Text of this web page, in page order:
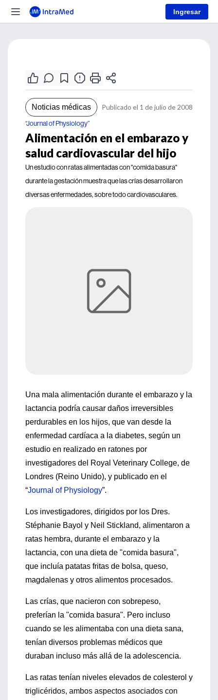
Ingresar
Noticias médicas Publicado el 1 de julio de 2008
“Journal of Physiology”
Alimentación en el embarazo y
salud cardiovascular del hijo
Un estudio con ratas alimentadas con "comida basura"
durante la gestación muestra que las crías desarrollaron
diversas enfermedades, sobre todo cardiovasculares.
Una mala alimentación durante el embarazo y la
lactancia podría causar daños irreversibles
perdurables en los hijos, que van desde la
enfermedad cardíaca a la diabetes, según un
estudio en realizado en ratones por
investigadores del Royal Veterinary College, de
Londres (Reino Unido), y publicado en el
“Journal of Physiology”.
Los investigadores, dirigidos por los Dres.
Stéphanie Bayol y Neil Stickland, alimentaron a
ratas hembra, durante el embarazo y la
lactancia, con una dieta de "comida basura",
que incluía patatas fritas de bolsa, queso,
magdalenas y otros alimentos procesados.
Las crías, que nacieron con sobrepeso,
preferían la "comida basura". Pero incluso
cuando se les alimentaba con una dieta sana,
tenían diversos problemas médicos que
duraban incluso más allá de la adolescencia.
Las ratas tenían niveles elevados de colesterol y
triglicéridos, ambos aspectos asociados con